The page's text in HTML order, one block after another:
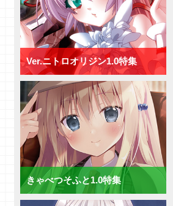
【デッキ紹介】AP強化と連続攻
撃で決めろ！ ネクストン4.0 ミ
ックス日単デッキ
【デッキ紹介】手札宣言能力で牽
制せよ！ ネクストン4.0 ミッ
クス宙単デッキ
【デッキ紹介】行動制限と速攻で
勝負を決めろ！ ネクストン
4.0 ミックス花単デッキ
【デッキ紹介】２種類の新エリア
を使い分けろ！ ネクストン4.0
ミックス月単デッキ
【デッキ紹介】[T]能力を活かし
て、バトルを制せ！ ネクストン
4.0 ミックス雪単デッキ
【研究員イチオシカード紹介
Vol.70】ニトロオリジン1.0【初
心者向け】
Ver.ニトロオリジン1.0特集
きゃべつそふと1.0特集